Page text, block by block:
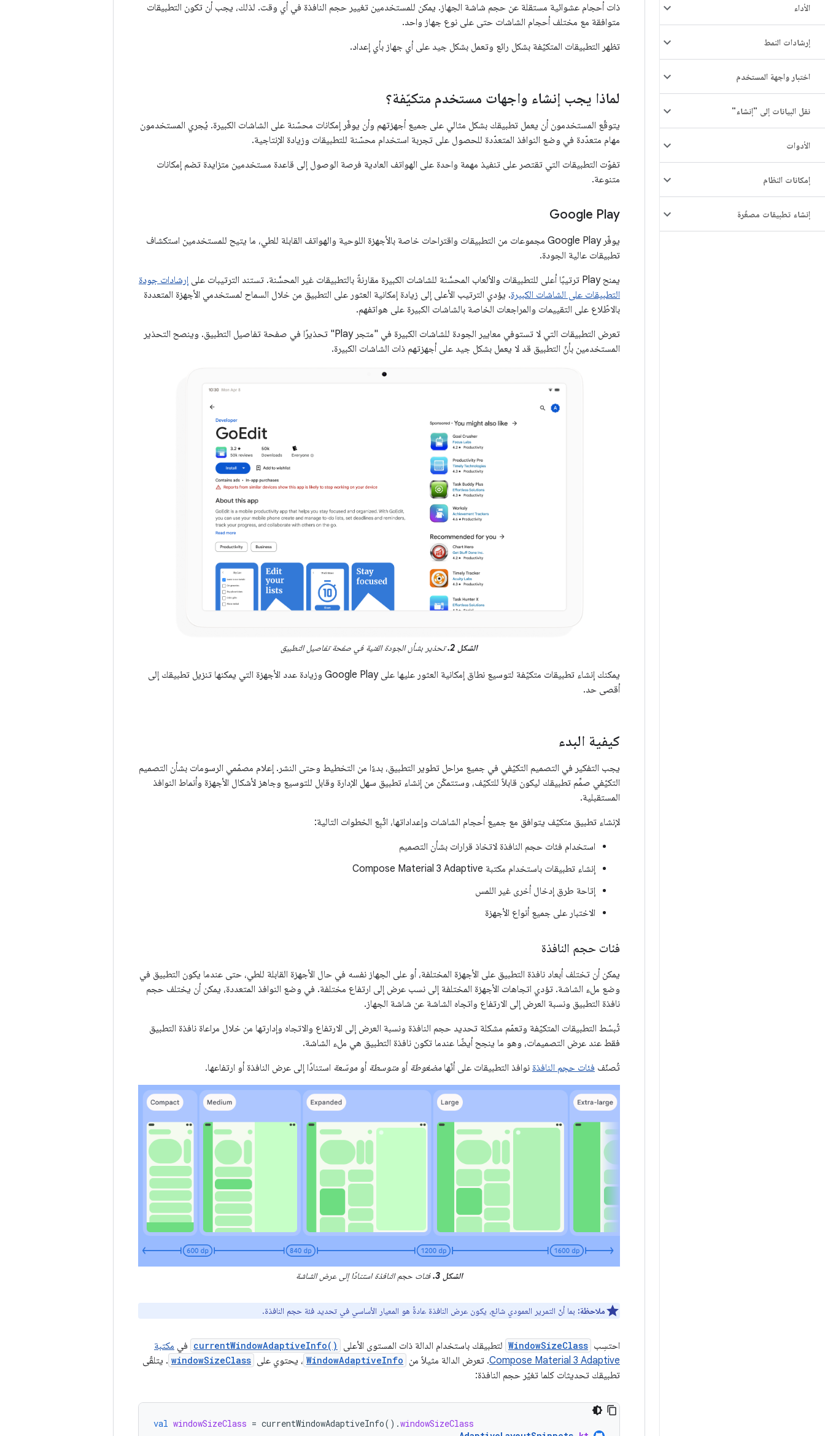
الأداء
إرشادات النمط
اختبار واجهة المستخدم
نقل البيانات إلى "إنشاء"
الأدوات
إمكانات النظام
إنشاء تطبيقات مصغّرة
ذات أحجام عشوائية مستقلة عن حجم شاشة الجهاز. يمكن للمستخدمين تغيير حجم النافذة في أي وقت. لذلك، يجب أن تكون التطبيقات
متوافقة مع مختلف أحجام الشاشات حتى على نوع جهاز واحد.
تظهر التطبيقات المتكيّفة بشكل رائع وتعمل بشكل جيد على أي جهاز بأي إعداد.
لماذا يجب إنشاء واجهات مستخدم متكيّفة؟
يتوقّع المستخدمون أن يعمل تطبيقك بشكل مثالي على جميع أجهزتهم وأن يوفّر إمكانات محسّنة على الشاشات الكبيرة. يُجري المستخدمون
مهام متعدّدة في وضع النوافذ المتعدّدة للحصول على تجربة استخدام محسّنة للتطبيقات وزيادة الإنتاجية.
تفوّت التطبيقات التي تقتصر على تنفيذ مهمة واحدة على الهواتف العادية فرصة الوصول إلى قاعدة مستخدمين متزايدة تضم إمكانات
متنوعة.
Google Play
يوفّر Google Play مجموعات من التطبيقات واقتراحات خاصة بالأجهزة اللوحية والهواتف القابلة للطي، ما يتيح للمستخدمين استكشاف
تطبيقات عالية الجودة.
يمنح Play ترتيبًا أعلى للتطبيقات والألعاب المحسَّنة للشاشات الكبيرة مقارنةً بالتطبيقات غير المحسَّنة. تستند الترتيبات على
إرشادات جودة
التطبيقات على الشاشات الكبيرة. يؤدي الترتيب الأعلى إلى زيادة إمكانية العثور على التطبيق من خلال السماح لمستخدمي الأجهزة المتعددة
بالاطّلاع على التقييمات والمراجعات الخاصة بالشاشات الكبيرة على هواتفهم.
تعرض التطبيقات التي لا تستوفي معايير الجودة للشاشات الكبيرة في "متجر Play" تحذيرًا في صفحة تفاصيل التطبيق. وينصح التحذير
المستخدمين بأنّ التطبيق قد لا يعمل بشكل جيد على أجهزتهم ذات الشاشات الكبيرة.
الشكل 2. تحذير بشأن الجودة الفنية في صفحة تفاصيل التطبيق
يمكنك إنشاء تطبيقات متكيّفة لتوسيع نطاق إمكانية العثور عليها على Google Play وزيادة عدد الأجهزة التي يمكنها تنزيل تطبيقك إلى
أقصى حد.
كيفية البدء
يجب التفكير في التصميم التكيّفي في جميع مراحل تطوير التطبيق، بدءًا من التخطيط وحتى النشر. إعلام مصمّمي الرسومات بشأن التصميم
التكيّفي صمِّم تطبيقك ليكون قابلاً للتكيّف، وستتمكّن من إنشاء تطبيق سهل الإدارة وقابل للتوسيع وجاهز لأشكال الأجهزة وأنماط النوافذ
المستقبلية.
لإنشاء تطبيق متكيّف يتوافق مع جميع أحجام الشاشات وإعداداتها، اتّبِع الخطوات التالية:
استخدام فئات حجم النافذة لاتخاذ قرارات بشأن التصميم
إنشاء تطبيقات باستخدام مكتبة Compose Material 3 Adaptive
إتاحة طرق إدخال أخرى غير اللمس
الاختبار على جميع أنواع الأجهزة
فئات حجم النافذة
يمكن أن تختلف أبعاد نافذة التطبيق على الأجهزة المختلفة، أو على الجهاز نفسه في حال الأجهزة القابلة للطي، حتى عندما يكون التطبيق في
وضع ملء الشاشة. تؤدي اتجاهات الأجهزة المختلفة إلى نسب عرض إلى ارتفاع مختلفة. في وضع النوافذ المتعددة، يمكن أن يختلف حجم
نافذة التطبيق ونسبة العرض إلى الارتفاع واتجاه الشاشة عن شاشة الجهاز.
تُبسّط التطبيقات المتكيّفة وتعمّم مشكلة تحديد حجم النافذة ونسبة العرض إلى الارتفاع والاتجاه وإدارتها من خلال مراعاة نافذة التطبيق
فقط عند عرض التصميمات، وهو ما ينجح أيضًا عندما تكون نافذة التطبيق هي ملء الشاشة.
تُصنّف فئات حجم النافذة نوافذ التطبيقات على أنّها مضغوطة أو متوسطة أو موسّعة استنادًا إلى عرض النافذة أو ارتفاعها.
الشكل 3. فئات حجم النافذة استنادًا إلى عرض الشاشة
ملاحظة: بما أنّ التمرير العمودي شائع، يكون عرض النافذة عادةً هو المعيار الأساسي في تحديد فئة حجم النافذة.
احتسِب WindowSizeClass لتطبيقك باستخدام الدالة ذات المستوى الأعلى currentWindowAdaptiveInfo() في مكتبة
Compose Material 3 Adaptive. تعرض الدالة مثيلاً من WindowAdaptiveInfo ، يحتوي على windowSizeClass . يتلقّى
تطبيقك تحديثات كلما تغيّر حجم النافذة:
val windowSizeClass = currentWindowAdaptiveInfo().windowSizeClass